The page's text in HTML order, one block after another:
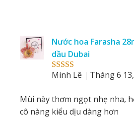
Rated 5out
Nước hoa Farasha
dầu Dubai
Minh Lê
Tháng 6
Mùi này thơm ngọt nhẹ nha,
cô nàng kiểu dịu dàng hơn